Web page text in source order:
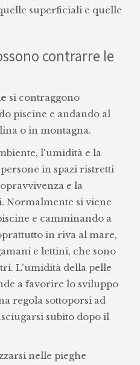
superficiali e quelle
contrarre le
si contraggono
piscine e andando al
o in montagna.
l'umidità e la
in spazi ristretti
e la
Normalmente si viene
e camminando a
in riva al mare,
e lettini, che sono
L'umidità della pelle
a favorire lo sviluppo
regola sottoporsi ad
subito dopo il
nelle pieghe